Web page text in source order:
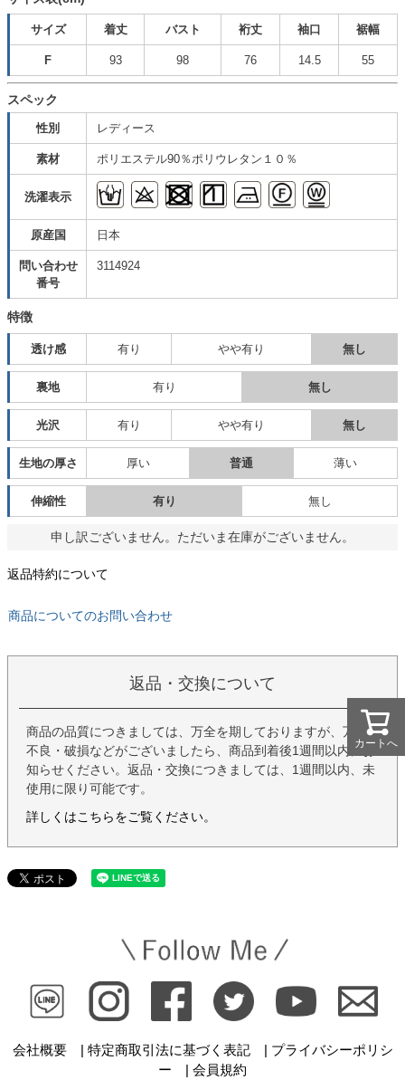
サイズ 着丈 バスト 裄丈 袖口 裾幅
F 93 98 76 14.5 55
スペック
性別 レディース
素材 ポリエステル90％ポリウレタン１０％
洗濯表示
原産国 日本
問い合わせ
番号
3114924
特徴
透け感 有り やや有り 無し
裏地 有り 無し
光沢 有り やや有り 無し
生地の厚さ 厚い 普通 薄い
伸縮性 有り 無し
申し訳ございません。ただいま在庫がございません。
返品特約について
商品についてのお問い合わせ
返品・交換について
商品の品質につきましては、万全を期しておりますが、万一
不良・破損などがございましたら、商品到着後1週間以内にお
知らせください。返品・交換につきましては、1週間以内、未
使用に限り可能です。
詳しくはこちらをご覧ください。
会社概要 | 特定商取引法に基づく表記 | プライバシーポリシ
ー | 会員規約
カートへ
カートへ